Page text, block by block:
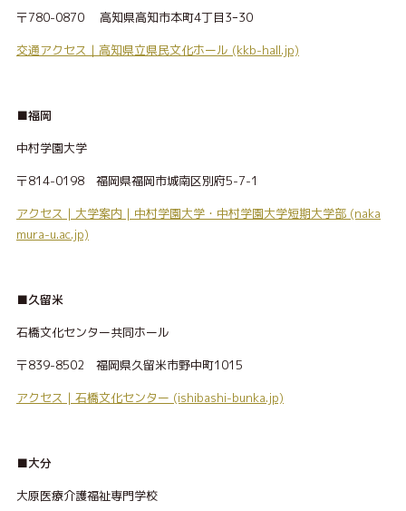
〒780-0870 高知県高知市本町4丁目3ｰ30
交通アクセス｜高知県立県民文化ホール (kkb-hall.jp)
■福岡
中村学園大学
〒814-0198 福岡県福岡市城南区別府5-7-1
アクセス | 大学案内 | 中村学園大学・中村学園大学短期大学部 (naka
mura-u.ac.jp)
■久留米
石橋文化センター共同ホール
〒839-8502 福岡県久留米市野中町1015
アクセス | 石橋文化センター (ishibashi-bunka.jp)
■大分
大原医療介護福祉専門学校